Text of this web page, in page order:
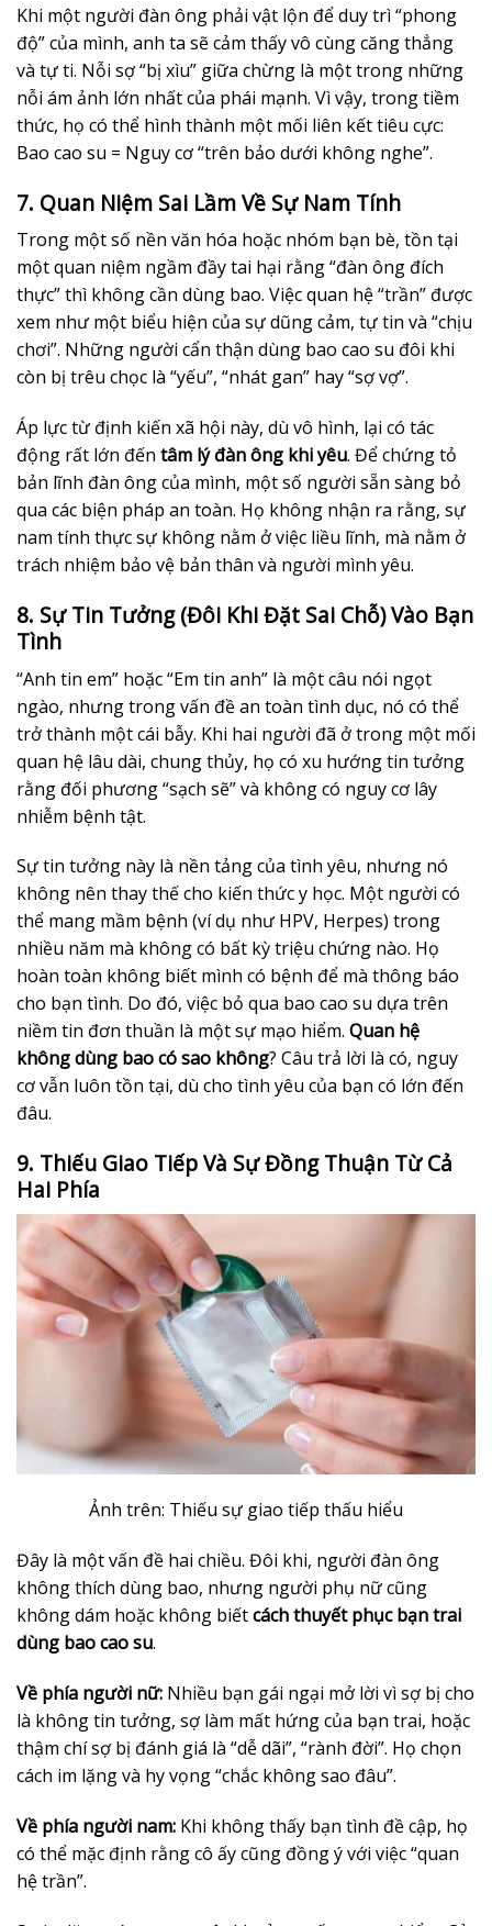
Khi một người đàn ông phải vật lộn để duy trì “phong
độ” của mình, anh ta sẽ cảm thấy vô cùng căng thẳng
và tự ti. Nỗi sợ “bị xìu” giữa chừng là một trong những
nỗi ám ảnh lớn nhất của phái mạnh. Vì vậy, trong tiềm
thức, họ có thể hình thành một mối liên kết tiêu cực:
Bao cao su = Nguy cơ “trên bảo dưới không nghe”.
7. Quan Niệm Sai Lầm Về Sự Nam Tính
Trong một số nền văn hóa hoặc nhóm bạn bè, tồn tại
một quan niệm ngầm đầy tai hại rằng “đàn ông đích
thực” thì không cần dùng bao. Việc quan hệ “trần” được
xem như một biểu hiện của sự dũng cảm, tự tin và “chịu
chơi”. Những người cẩn thận dùng bao cao su đôi khi
còn bị trêu chọc là “yếu”, “nhát gan” hay “sợ vợ”.
Áp lực từ định kiến xã hội này, dù vô hình, lại có tác
động rất lớn đến tâm lý đàn ông khi yêu. Để chứng tỏ
bản lĩnh đàn ông của mình, một số người sẵn sàng bỏ
qua các biện pháp an toàn. Họ không nhận ra rằng, sự
nam tính thực sự không nằm ở việc liều lĩnh, mà nằm ở
trách nhiệm bảo vệ bản thân và người mình yêu.
8. Sự Tin Tưởng (Đôi Khi Đặt Sai Chỗ) Vào Bạn
Tình
“Anh tin em” hoặc “Em tin anh” là một câu nói ngọt
ngào, nhưng trong vấn đề an toàn tình dục, nó có thể
trở thành một cái bẫy. Khi hai người đã ở trong một mối
quan hệ lâu dài, chung thủy, họ có xu hướng tin tưởng
rằng đối phương “sạch sẽ” và không có nguy cơ lây
nhiễm bệnh tật.
Sự tin tưởng này là nền tảng của tình yêu, nhưng nó
không nên thay thế cho kiến thức y học. Một người có
thể mang mầm bệnh (ví dụ như HPV, Herpes) trong
nhiều năm mà không có bất kỳ triệu chứng nào. Họ
hoàn toàn không biết mình có bệnh để mà thông báo
cho bạn tình. Do đó, việc bỏ qua bao cao su dựa trên
niềm tin đơn thuần là một sự mạo hiểm. Quan hệ
không dùng bao có sao không? Câu trả lời là có, nguy
cơ vẫn luôn tồn tại, dù cho tình yêu của bạn có lớn đến
đâu.
9. Thiếu Giao Tiếp Và Sự Đồng Thuận Từ Cả
Hai Phía
Ảnh trên: Thiếu sự giao tiếp thấu hiểu
Đây là một vấn đề hai chiều. Đôi khi, người đàn ông
không thích dùng bao, nhưng người phụ nữ cũng
không dám hoặc không biếtcách thuyết phục bạn trai
dùng bao cao su.
Về phía người nữ: Nhiều bạn gái ngại mở lời vì sợ bị cho
là không tin tưởng, sợ làm mất hứng của bạn trai, hoặc
thậm chí sợ bị đánh giá là “dễ dãi”, “rành đời”. Họ chọn
cách im lặng và hy vọng “chắc không sao đâu”.
Về phía người nam: Khi không thấy bạn tình đề cập, họ
có thể mặc định rằng cô ấy cũng đồng ý với việc “quan
hệ trần”.